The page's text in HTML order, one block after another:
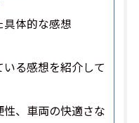
体的な感想
る感想を紹介して
、車両の快適さな